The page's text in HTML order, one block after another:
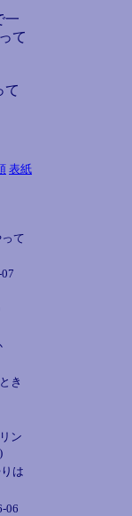
一
て
て
表紙
て
き
ン
は
06